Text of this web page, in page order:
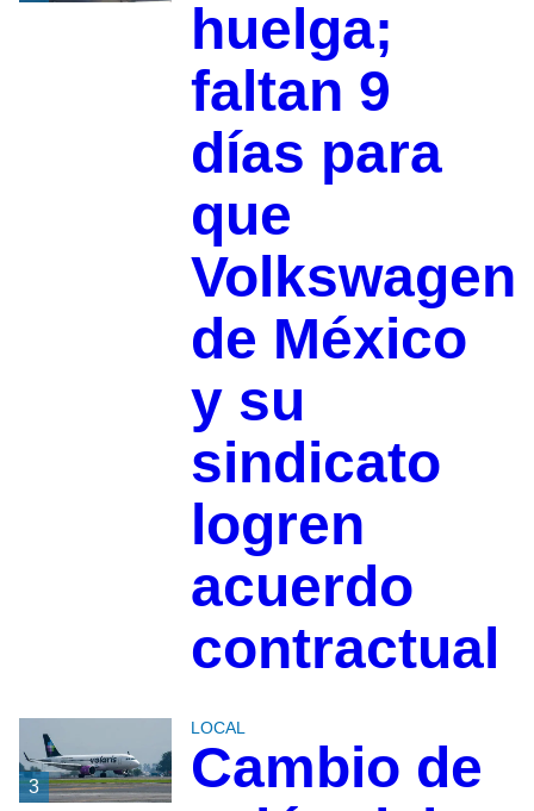
huelga;
faltan 9
días para
que
Volkswagen
de México
y su
sindicato
logren
acuerdo
contractual
3
LOCAL
Cambio de